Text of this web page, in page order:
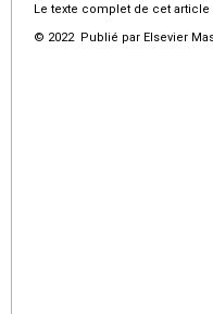
Le texte complet de cet article
© 2022 Publié par Elsevier